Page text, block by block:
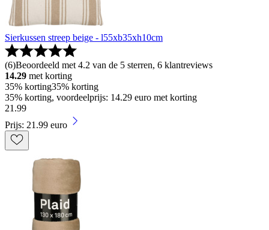
Sierkussen streep beige - l55xb35xh10cm
(6)Beoordeeld met 4.2 van de 5 sterren, 6 klantreviews
14.29 met korting
35% korting35% korting
35% korting, voordeelprijs: 14.29 euro met korting
21 .99
Prijs: 21.99 euro